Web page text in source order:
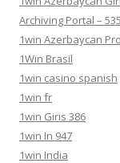
Archiving Portal – 535
1win Azerbaycan
1Win Brasil
1win casino spanish
1win fr
1win Giris 386
1win In 947
1win India